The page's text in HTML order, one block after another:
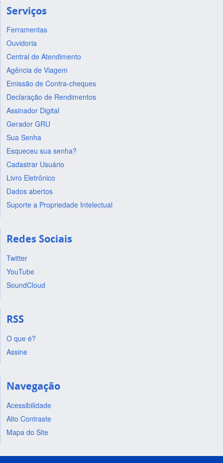
Serviços
Ferramentas
Ouvidoria
Central de Atendimento
Agência de Viagem
Emissão de Contra-cheques
Declaração de Rendimentos
Assinador Digital
Gerador GRU
Sua Senha
Esqueceu sua senha?
Cadastrar Usuário
Livro Eletrônico
Dados abertos
Suporte a Propriedade Intelectual
Redes Sociais
Twitter
YouTube
SoundCloud
RSS
O que é?
Assine
Navegação
Acessibilidade
Alto Contraste
Mapa do Site